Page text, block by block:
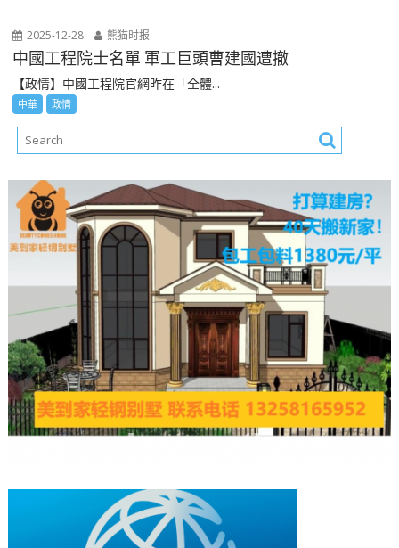
2025-12-28 熊猫时报
中國工程院士名單 軍工巨頭曹建國遭撤
【政情】中國工程院官網昨在「全體...
中華 政情